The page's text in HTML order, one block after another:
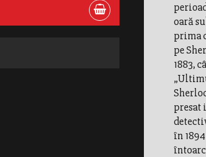
oară
prima
pe
1883,
presat
în